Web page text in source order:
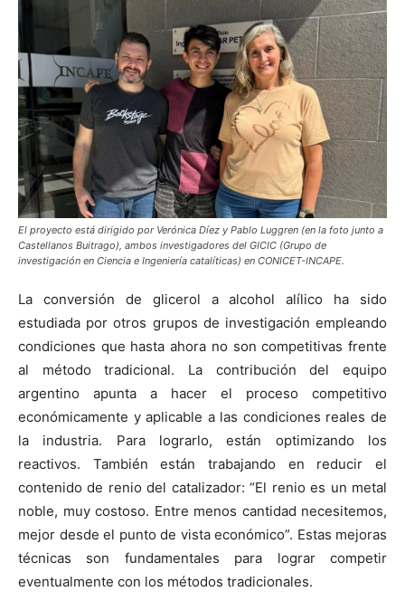
El proyecto está dirigido por Verónica Díez y Pablo Luggren (en la foto junto a
Castellanos Buitrago), ambos investigadores del GICIC (Grupo de
investigación en Ciencia e Ingeniería catalíticas) en CONICET-INCAPE.
La conversión de glicerol a alcohol alílico ha sido
estudiada por otros grupos de investigación empleando
condiciones que hasta ahora no son competitivas frente
al método tradicional. ​La contribución del equipo
argentino apunta a hacer el proceso competitivo
económicamente y aplicable a las condiciones reales de
la industria. Para lograrlo, están optimizando los
reactivos. También están trabajando en reducir el
contenido de renio del catalizador: “El renio es un metal
noble, muy costoso. Entre menos cantidad necesitemos,
mejor desde el punto de vista económico”. Estas mejoras
técnicas son fundamentales para lograr competir
eventualmente con los métodos tradicionales.